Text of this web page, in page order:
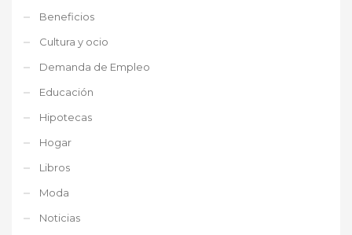
Beneficios
Cultura y ocio
Demanda de Empleo
Educación
Hipotecas
Hogar
Libros
Moda
Noticias